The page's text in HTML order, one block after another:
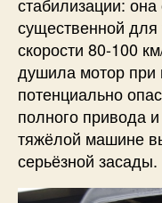
стабилизации: она
существенной для
скорости 80-100
душила мотор при
потенциально
полного привода
тяжёлой машине
серьёзной засады.